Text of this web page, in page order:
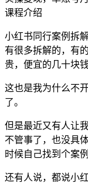
课程介绍
小红书同行案例拆
有很多拆解的，有
贵，便宜的几十块
这也是我为什么不
了。
但是最近又有人让
不管事了，也没具
时候自己找到个案
还有人说，都说小